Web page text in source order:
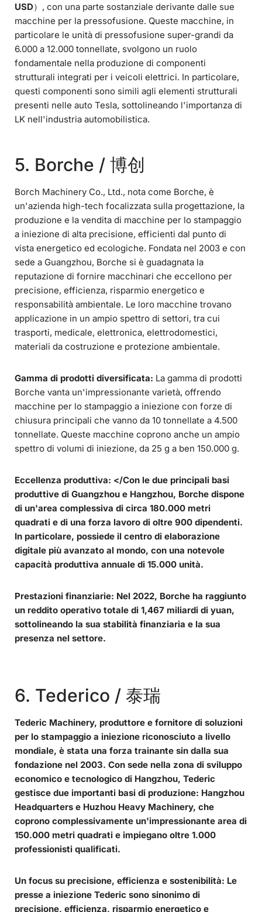
USD）, con una parte sostanziale derivante dalle sue
macchine per la pressofusione. Queste macchine, in
particolare le unità di pressofusione super-grandi da
6.000 a 12.000 tonnellate, svolgono un ruolo
fondamentale nella produzione di componenti
strutturali integrati per i veicoli elettrici. In particolare,
questi componenti sono simili agli elementi strutturali
presenti nelle auto Tesla, sottolineando l'importanza di
LK nell'industria automobilistica.
5. Borche / 博创
Borch Machinery Co., Ltd., nota come Borche, è
un'azienda high-tech focalizzata sulla progettazione, la
produzione e la vendita di macchine per lo stampaggio
a iniezione di alta precisione, efficienti dal punto di
vista energetico ed ecologiche. Fondata nel 2003 e con
sede a Guangzhou, Borche si è guadagnata la
reputazione di fornire macchinari che eccellono per
precisione, efficienza, risparmio energetico e
responsabilità ambientale. Le loro macchine trovano
applicazione in un ampio spettro di settori, tra cui
trasporti, medicale, elettronica, elettrodomestici,
materiali da costruzione e protezione ambientale.
Gamma di prodotti diversificata: La gamma di prodotti
Borche vanta un'impressionante varietà, offrendo
macchine per lo stampaggio a iniezione con forze di
chiusura principali che vanno da 10 tonnellate a 4.500
tonnellate. Queste macchine coprono anche un ampio
spettro di volumi di iniezione, da 25 g a ben 150.000 g.
Eccellenza produttiva: </Con le due principali basi
produttive di Guangzhou e Hangzhou, Borche dispone
di un'area complessiva di circa 180.000 metri
quadrati e di una forza lavoro di oltre 900 dipendenti.
In particolare, possiede il centro di elaborazione
digitale più avanzato al mondo, con una notevole
capacità produttiva annuale di 15.000 unità.
Prestazioni finanziarie: Nel 2022, Borche ha raggiunto
un reddito operativo totale di 1,467 miliardi di yuan,
sottolineando la sua stabilità finanziaria e la sua
presenza nel settore.
6. Tederico / 泰瑞
Tederic Machinery, produttore e fornitore di soluzioni
per lo stampaggio a iniezione riconosciuto a livello
mondiale, è stata una forza trainante sin dalla sua
fondazione nel 2003. Con sede nella zona di sviluppo
economico e tecnologico di Hangzhou, Tederic
gestisce due importanti basi di produzione: Hangzhou
Headquarters e Huzhou Heavy Machinery, che
coprono complessivamente un'impressionante area di
150.000 metri quadrati e impiegano oltre 1.000
professionisti qualificati.
Un focus su precisione, efficienza e sostenibilità: Le
presse a iniezione Tederic sono sinonimo di
precisione, efficienza, risparmio energetico e